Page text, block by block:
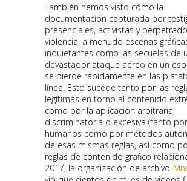
También hemos visto cómo la
documentación capturada por
presenciales, activistas y
violencia, a menudo escenas
inquietantes como las secuelas de
devastador ataque aéreo en un
se pierde rápidamente en las
línea. Esto sucede tanto por las
legítimas en torno al contenido
como por la aplicación arbitraria,
discriminatoria o excesiva (tanto
humanos como por métodos
de esas mismas reglas, así como
reglas de contenido gráfico
2017, la organización de archivo